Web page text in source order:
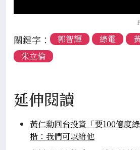
關鍵字： 郭智輝 綠電
朱立倫
延伸閱讀
黃仁勳回台投資「要100億度
楷：我們可以給他